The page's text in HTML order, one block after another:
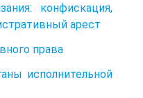
конфискация,
арест
права
исполнительной